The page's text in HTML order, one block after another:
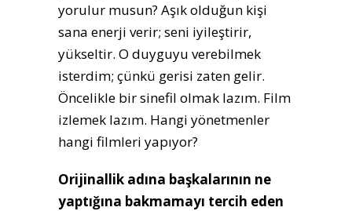
yorulur musun? Aşık olduğun kişi
sana enerji verir; seni iyileştirir,
yükseltir. O duyguyu verebilmek
isterdim; çünkü gerisi zaten gelir.
Öncelikle bir sinefil olmak lazım. Film
izlemek lazım. Hangi yönetmenler
hangi filmleri yapıyor?
Orijinallik adına başkalarının ne
yaptığına bakmamayı tercih eden